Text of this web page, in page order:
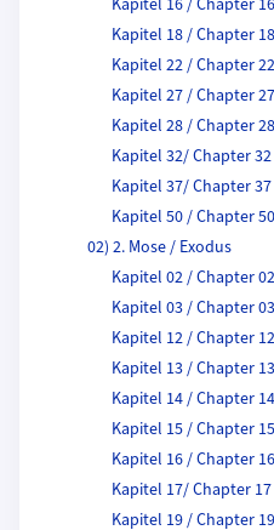
Kapitel 16 / Chapter 16
Kapitel 18 / Chapter 18
Kapitel 22 / Chapter 22
Kapitel 27 / Chapter 27
Kapitel 28 / Chapter 28
Kapitel 32/ Chapter 32
Kapitel 37/ Chapter 37
Kapitel 50 / Chapter 50
02) 2. Mose / Exodus
Kapitel 02 / Chapter 02
Kapitel 03 / Chapter 03
Kapitel 12 / Chapter 12
Kapitel 13 / Chapter 13
Kapitel 14 / Chapter 14
Kapitel 15 / Chapter 15
Kapitel 16 / Chapter 16
Kapitel 17/ Chapter 17
Kapitel 19 / Chapter 19